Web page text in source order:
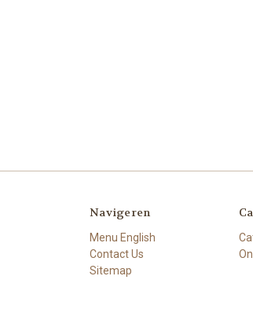
Navigeren
Menu English
Contact Us
Sitemap